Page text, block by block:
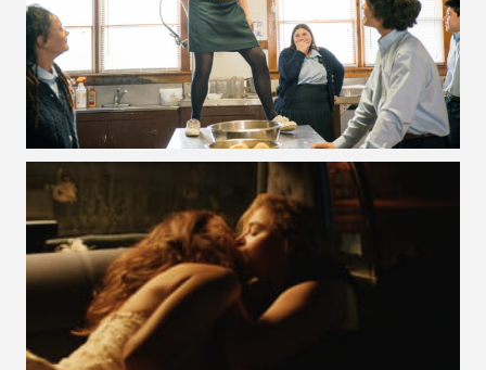
VOIR LA PHOTO EN GRAND FORMAT
VOIR LA PHOTO EN GRAND FORMAT